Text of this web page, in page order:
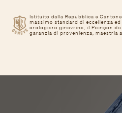
Istituito dalla Repubblica e
massimo standard di eccellenza
orologiero ginevrino, il Poinçon de
garanzia di provenienza, maestria